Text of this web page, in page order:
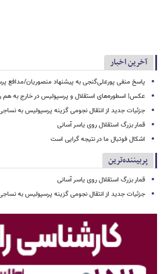
آخرین اخبار
پاسخ منفی پورعلی‌گنجی به پیشنهاد منصوریان/مدافع
عکس| اسطوره‌های استقلال و پرسپولیس در خارج به هم
جزئیات جدید از انتقال نجومی گزینه پرسپولیس به
قمار بزرگ استقلال روی یاسر آسانی
اشکال فوتبال ما در نتیجه گرایی است
پربیننده‌ترین
قمار بزرگ استقلال روی یاسر آسانی
جزئیات جدید از انتقال نجومی گزینه پرسپولیس به